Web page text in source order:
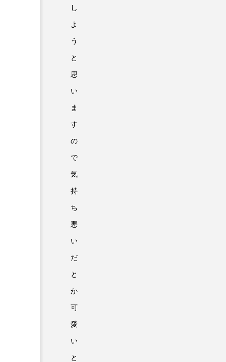
し
よ
う
と
思
い
ま
す
の
で
気
持
ち
悪
い
だ
と
か
可
愛
い
と